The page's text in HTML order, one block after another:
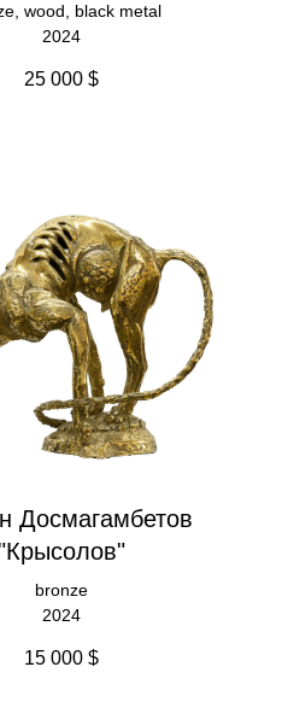
wood, black metal
2024
25 000 $
Досмагамбетов
bronze
2024
15 000 $